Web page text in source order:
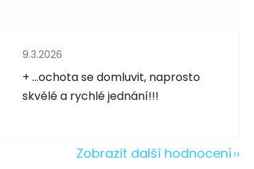
Hodnocení obchodu je 5 z 5 hvězdiček.
9.3.2026
+ ...ochota se domluvit, naprosto
skvělé a rychlé jednání!!!
Zobrazit další hodnocení